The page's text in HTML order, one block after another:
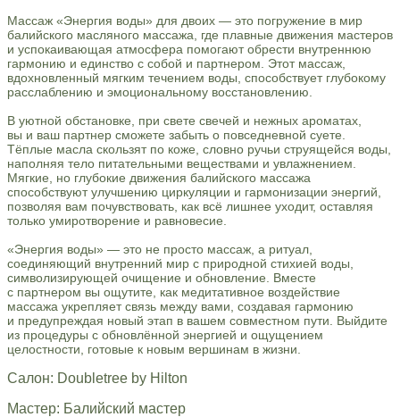
Массаж «Энергия воды» для двоих — это погружение в мир
балийского масляного массажа, где плавные движения мастеров
и успокаивающая атмосфера помогают обрести внутреннюю
гармонию и единство с собой и партнером. Этот массаж,
вдохновленный мягким течением воды, способствует глубокому
расслаблению и эмоциональному восстановлению.
В уютной обстановке, при свете свечей и нежных ароматах,
вы и ваш партнер сможете забыть о повседневной суете.
Тёплые масла скользят по коже, словно ручьи струящейся воды,
наполняя тело питательными веществами и увлажнением.
Мягкие, но глубокие движения балийского массажа
способствуют улучшению циркуляции и гармонизации энергий,
позволяя вам почувствовать, как всё лишнее уходит, оставляя
только умиротворение и равновесие.
«Энергия воды» — это не просто массаж, а ритуал,
соединяющий внутренний мир с природной стихией воды,
символизирующей очищение и обновление. Вместе
с партнером вы ощутите, как медитативное воздействие
массажа укрепляет связь между вами, создавая гармонию
и предупреждая новый этап в вашем совместном пути. Выйдите
из процедуры с обновлённой энергией и ощущением
целостности, готовые к новым вершинам в жизни.
Салон: Doubletree by Hilton
Мастер: Балийский мастер